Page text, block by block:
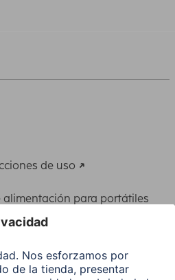
de uso
para portátiles